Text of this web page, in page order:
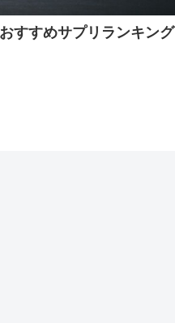
すすめサプリランキング